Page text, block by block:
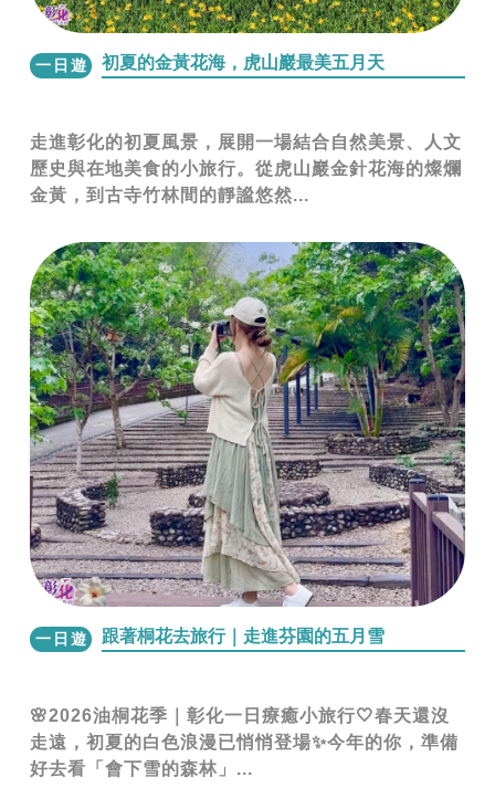
一日遊 初夏的金黃花海，虎山巖最美五月天
走進彰化的初夏風景，展開一場結合自然美景、人文
歷史與在地美食的小旅行。從虎山巖金針花海的燦爛
金黃，到古寺竹林間的靜謐悠然...
一日遊 跟著桐花去旅行｜走進芬園的五月雪
🌸2026油桐花季｜彰化一日療癒小旅行🤍春天還沒
走遠，初夏的白色浪漫已悄悄登場✨今年的你，準備
好去看「會下雪的森林」...